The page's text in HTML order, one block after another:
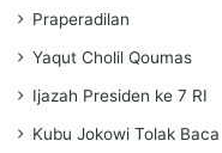
Praperadilan
Yaqut Cholil Qoumas
Ijazah Presiden ke 7 RI
Kubu Jokowi Tolak Baca